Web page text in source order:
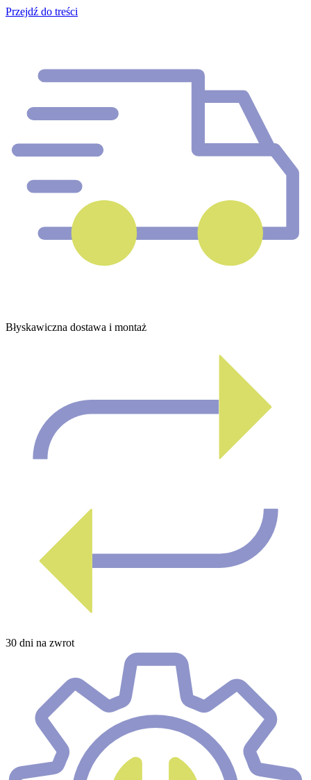
Przejdź do treści
Błyskawiczna dostawa i montaż
30 dni na zwrot